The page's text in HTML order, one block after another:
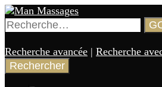
Aller
au
contenu
principal
Rechercher :
Recherche avancée | Recherche